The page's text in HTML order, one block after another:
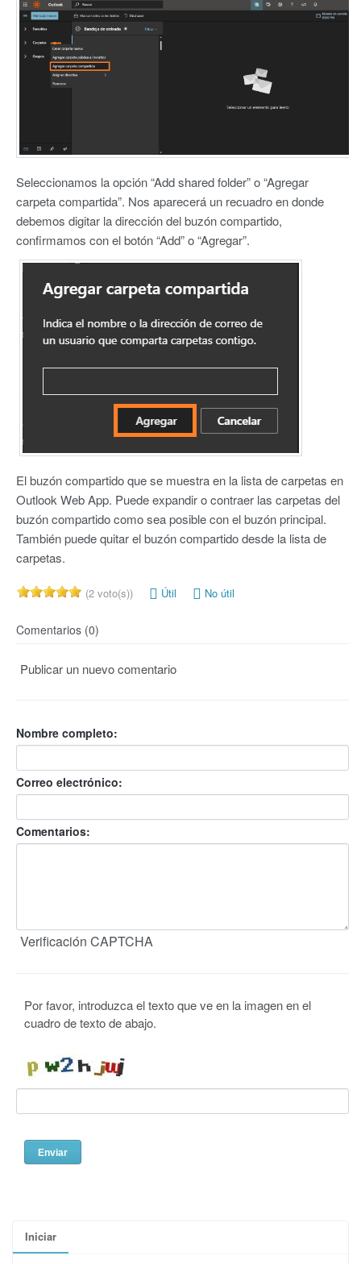
Iniciar
Seleccionamos la opción “Add shared folder” o “Agregar
carpeta compartida”. Nos aparecerá un recuadro en donde
debemos digitar la dirección del buzón compartido,
confirmamos con el botón “Add” o “Agregar”.
El buzón compartido que se muestra en la lista de carpetas en
Outlook Web App. Puede expandir o contraer las carpetas del
buzón compartido como sea posible con el buzón principal.
También puede quitar el buzón compartido desde la lista de
carpetas.
(2 voto(s)) Útil No útil
Comentarios (0)
Publicar un nuevo comentario
Nombre completo:
Correo electrónico:
Comentarios:
Verificación CAPTCHA
Por favor, introduzca el texto que ve en la imagen en el
cuadro de texto de abajo.